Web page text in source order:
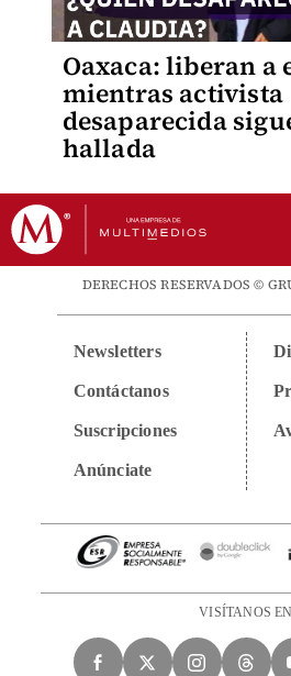
Oaxaca: liberan a
mientras activista
desaparecida
hallada
DERECHOS RESERVADOS ©
Newsletters
Contáctanos
Suscripciones
Anúnciate
VISÍTANOS EN